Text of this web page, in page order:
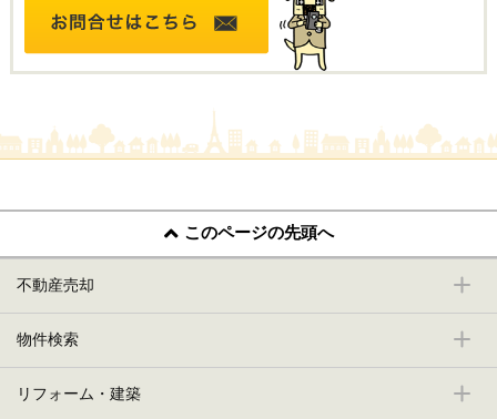
このページの先頭へ
不動産売却
物件検索
リフォーム・建築